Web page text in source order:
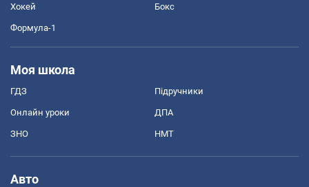
Хокей Бокс
Формула-1
Моя школа
ГДЗ Підручники
Онлайн уроки ДПА
ЗНО НМТ
Авто